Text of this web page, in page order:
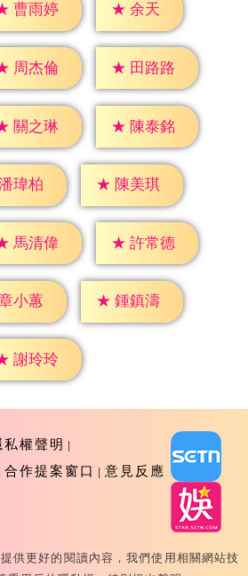
曹雨婷 ★ 余天
周杰倫 ★ 田路路
關之琳 ★ 陳泰銘
瑋柏 ★ 陳美琪
馬清偉 ★ 許常德
小蕙 ★ 鍾鎮濤
謝玲玲
私權聲明
合作提案窗口 意見反應
Sanlih E-Television All Rights
供更好的閱讀內容，我們使用相關網站技